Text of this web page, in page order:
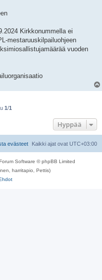
Kirkkonummella ei
mestaruuskilpailuohjeen
vuoden
1/1
Hyppää
Kaikki ajat ovat UTC+03:00
evästeet
Software © phpBB Limited
harritapio, Pettis)